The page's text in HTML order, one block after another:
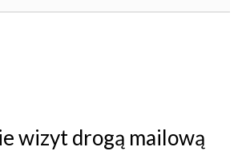
wizyt drogą mailową